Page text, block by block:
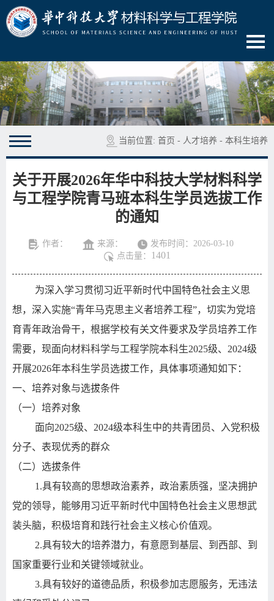
当前位置: 首页 - 人才培养 - 本科生培养
关于开展2026年华中科技大学材料科学
与工程学院青马班本科生学员选拔工作
的通知
作者： 来源：
发布时间：2026-03-10
点击量：
1401
为深入学习贯彻习近平新时代中国特色社会主义思
想，深入实施“青年马克思主义者培养工程”，切实为党培
育青年政治骨干，根据学校有关文件要求及学员培养工作
需要，现面向材料科学与工程学院本科生2025级、 2024级
开展2026年本科生学员选拔工作，具体事项通知如下：
一、培养对象与选拔条件
（一）培养对象
面向2025级、 2024级本科生中的共青团员、入党积极
分子、表现优秀的群众
（二）选拔条件
1.具有较高的思想政治素养，政治素质强，坚决拥护
党的领导，能够用习近平新时代中国特色社会主义思想武
装头脑，积极培育和践行社会主义核心价值观。
2.具有较大的培养潜力，有意愿到基层、到西部、到
国家重要行业和关键领域就业。
3.具有较好的道德品质，积极参加志愿服务，无违法